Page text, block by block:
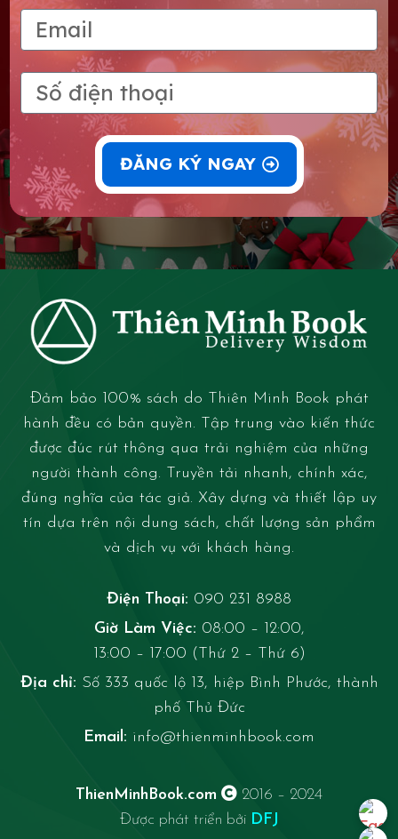
ĐĂNG KÝ NGAY
Đảm bảo 100% sách do Thiên Minh Book phát
hành đều có bản quyền. Tập trung vào kiến thức
được đúc rút thông qua trải nghiệm của những
người thành công. Truyền tải nhanh, chính xác,
đúng nghĩa của tác giả. Xây dựng và thiết lập uy
tín dựa trên nội dung sách, chất lượng sản phẩm
và dịch vụ với khách hàng.
Điện Thoại: 090 231 8988
Giờ Làm Việc: 08:00 – 12:00,
13:00 – 17:00 (Thứ 2 – Thứ 6)
Địa chỉ: Số 333 quốc lộ 13, hiệp Bình Phước, thành
phố Thủ Đức
Email: info@thienminhbook.com
ThienMinhBook.com
2016 – 2024
Được phát triển bởi DFJ